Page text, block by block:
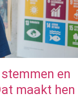
en
maakt hen